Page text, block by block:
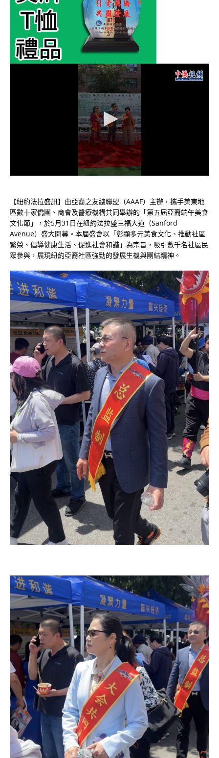
【紐約法拉盛訊】由亞裔之友總聯盟（AAAF）主辦，攜手美東地
區數十家僑團、商會及醫療機構共同舉辦的「第五屆亞裔端午美食
文化節」，於5月31日在紐約法拉盛三福大道（Sanford
Avenue）盛大開幕。本屆盛會以「彰顯多元美食文化、推動社區
繁榮、倡導健康生活、促進社會和諧」為宗旨，吸引數千名社區民
眾參與，展現紐約亞裔社區強勁的發展生機與團結精神。